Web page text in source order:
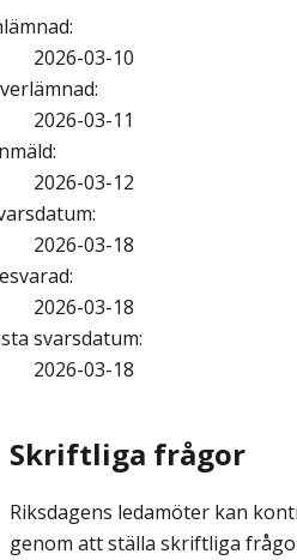
:
2026-03-10
:
2026-03-11
:
2026-03-12
:
2026-03-18
:
2026-03-18
svarsdatum:
2026-03-18
Skriftliga frågor
Riksdagens ledamöter kan
genom att ställa skriftliga